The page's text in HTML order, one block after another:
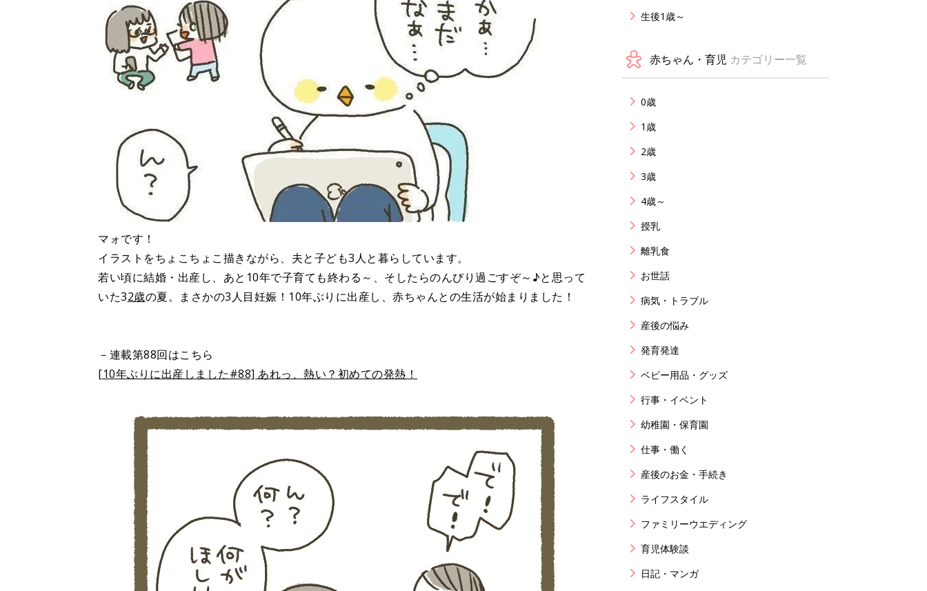
マォです！
イラストをちょこちょこ描きながら、夫と子ども3人と暮らしています。
若い頃に結婚・出産し、あと10年で子育ても終わる～、そしたらのんびり過ごすぞ～♪と思って
いた32歳の夏。まさかの3人目妊娠！10年ぶりに出産し、赤ちゃんとの生活が始まりました！
－連載第88回はこちら
[10年ぶりに出産しました#88] あれっ、熱い？初めての発熱！
生後1歳～
赤ちゃん・育児 カテゴリー一覧
0歳
1歳
2歳
3歳
4歳～
授乳
離乳食
お世話
病気・トラブル
産後の悩み
発育発達
ベビー用品・グッズ
行事・イベント
幼稚園・保育園
仕事・働く
産後のお金・手続き
ライフスタイル
ファミリーウエディング
育児体験談
日記・マンガ